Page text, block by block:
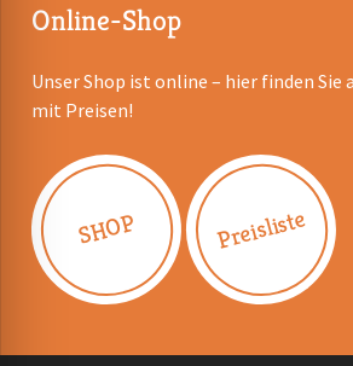
Online-Shop
Unser Shop ist online – hier finden Sie
mit Preisen!
SHOP Preisliste